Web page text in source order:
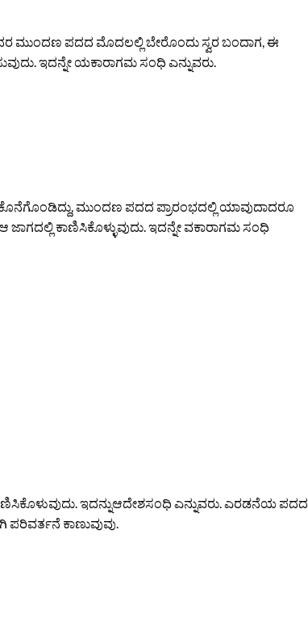
ಮುಂದಣ ಪದದ ಮೊದಲಲ್ಲಿ ಬೇರೊಂದು ಸ್ವರ ಬಂದಾಗ, ಈ
ಇದನ್ನೇ ಯಕಾರಾಗಮ ಸಂಧಿ ಎನ್ನುವರು.
ಮುಂದಣ ಪದದ ಪ್ರಾರಂಭದಲ್ಲಿ ಯಾವುದಾದರೂ
ಕಾಣಿಸಿಕೊಳ್ಳುವುದು. ಇದನ್ನೇ ವಕಾರಾಗಮ ಸಂಧಿ
ಇದನ್ನುಆದೇಶಸಂಧಿ ಎನ್ನುವರು. ಎರಡನೆಯ ಪದದ
ಪರಿವರ್ತನೆ ಕಾಣುವುವು.